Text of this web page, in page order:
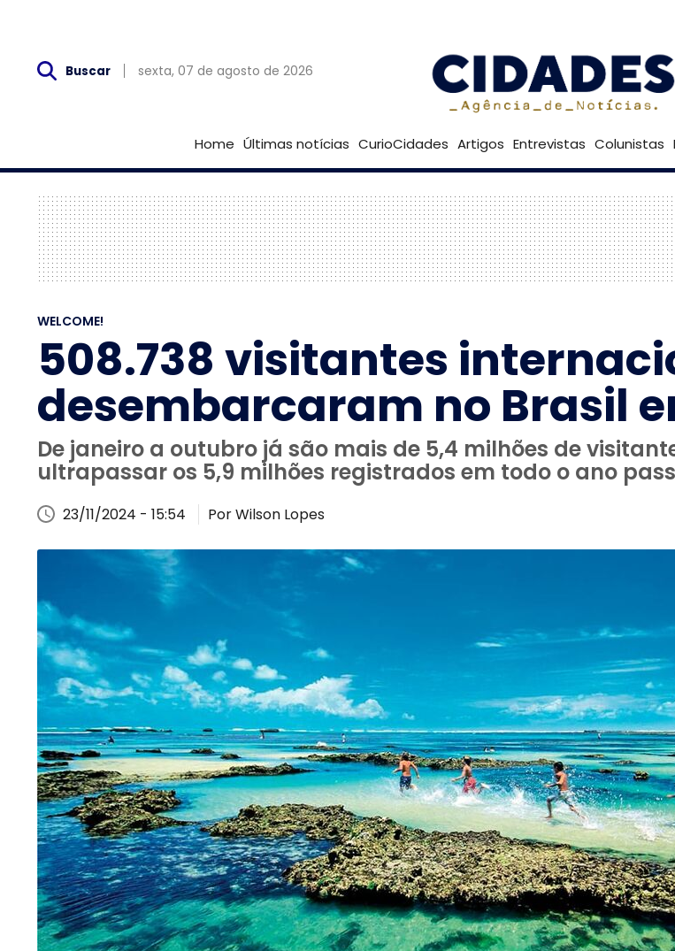
Buscar sexta, 07 de agosto de 2026 Goiânia 24º
Home Últimas notícias CurioCidades Artigos Entrevistas Colunistas
WELCOME!
508.738 visitantes
desembarcaram no Brasil
De janeiro a outubro já são mais de 5,4 milhões de
ultrapassar os 5,9 milhões registrados em todo o ano
23/11/2024 - 15:54 Por Wilson Lopes